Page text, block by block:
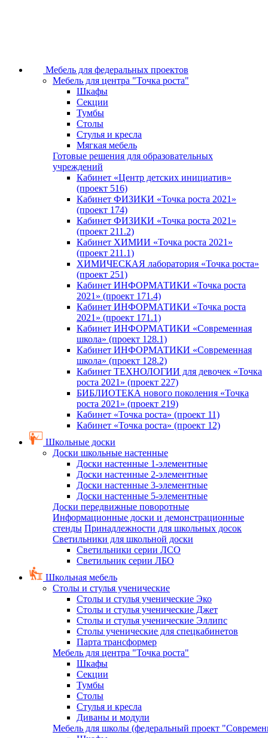
Мебель для федеральных проектов
Мебель для центра "Точка роста"
Шкафы
Секции
Тумбы
Столы
Стулья и кресла
Мягкая мебель
Готовые решения для образовательных
учреждений
Кабинет «Центр детских инициатив»
(проект 516)
Кабинет ФИЗИКИ «Точка роста 2021»
(проект 174)
Кабинет ФИЗИКИ «Точка роста 2021»
(проект 211.2)
Кабинет ХИМИИ «Точка роста 2021»
(проект 211.1)
ХИМИЧЕСКАЯ лаборатория «Точка роста»
(проект 251)
Кабинет ИНФОРМАТИКИ «Точка роста
2021» (проект 171.4)
Кабинет ИНФОРМАТИКИ «Точка роста
2021» (проект 171.1)
Кабинет ИНФОРМАТИКИ «Современная
школа» (проект 128.1)
Кабинет ИНФОРМАТИКИ «Современная
школа» (проект 128.2)
Кабинет ТЕХНОЛОГИИ для девочек «Точка
роста 2021» (проект 227)
БИБЛИОТЕКА нового поколения «Точка
роста 2021» (проект 219)
Кабинет «Точка роста» (проект 11)
Кабинет «Точка роста» (проект 12)
Школьные доски
Доски школьные настенные
Доски настенные 1-элементные
Доски настенные 2-элементные
Доски настенные 3-элементные
Доски настенные 5-элементные
Доски передвижные поворотные
Информационные доски и демонстрационные
стенды Принадлежности для школьных досок
Светильники для школьной доски
Светильники серии ЛСО
Светильник серии ЛБО
Школьная мебель
Столы и стулья ученические
Столы и стулья ученические Эко
Столы и стулья ученические Джет
Столы и стулья ученические Эллипс
Столы ученические для спецкабинетов
Парта трансформер
Мебель для центра "Точка роста"
Шкафы
Секции
Тумбы
Столы
Стулья и кресла
Диваны и модули
Мебель для школы (федеральный проект